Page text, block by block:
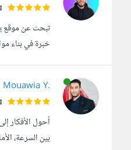
خبرة في بناء
Mouawia Y.
أحول الأفكار